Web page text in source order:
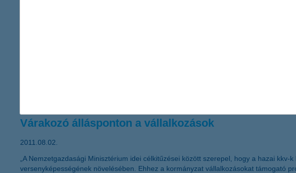
A khdirektbiztositas.hu és a GfK Hungária közös kutatással mérte fel az ügyfelek
elnevezésű kutatás szerint a kgfb biztosítást már az online összehasonlító
Várakozó állásponton a vállalkozások
2011.08.02.
„A Nemzetgazdasági Minisztérium idei célkitűzései között szerepel, hogy a hazai
versenyképességének növelésében. Ehhez a kormányzat vállalkozásokat támogató